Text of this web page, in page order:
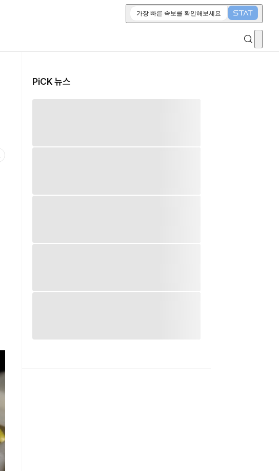
가장 빠른 속보를 확인해보세요
PiCK 뉴스